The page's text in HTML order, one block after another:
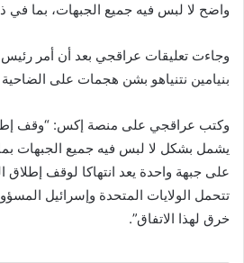
واضح لا ​لبس فيه جميع الجبهات، بما في
وجاءت تعليقات عراقجي بعد أن ⁠أمر رئيس
بنيامين نتنياهو بشن هجمات على الضاحية
وكتب ​عراقجي على منصة إكس: “وقف إطلاق
يشمل بشكل لا لبس فيه ⁠جميع الجبهات ‌بما
على جبهة واحدة يعد انتهاكا لوقف إطلاق
تتحمل ‌الولايات المتحدة ⁠وإسرائيل
خرق لهذا ‌الاتفاق”.